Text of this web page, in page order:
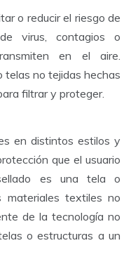
o reducir el riesgo de
virus, contagios o
en el aire.
telas no tejidas hechas
filtrar y proteger.
en distintos estilos y
que el usuario
es una tela o
materiales textiles no
de la tecnología no
o estructuras a un